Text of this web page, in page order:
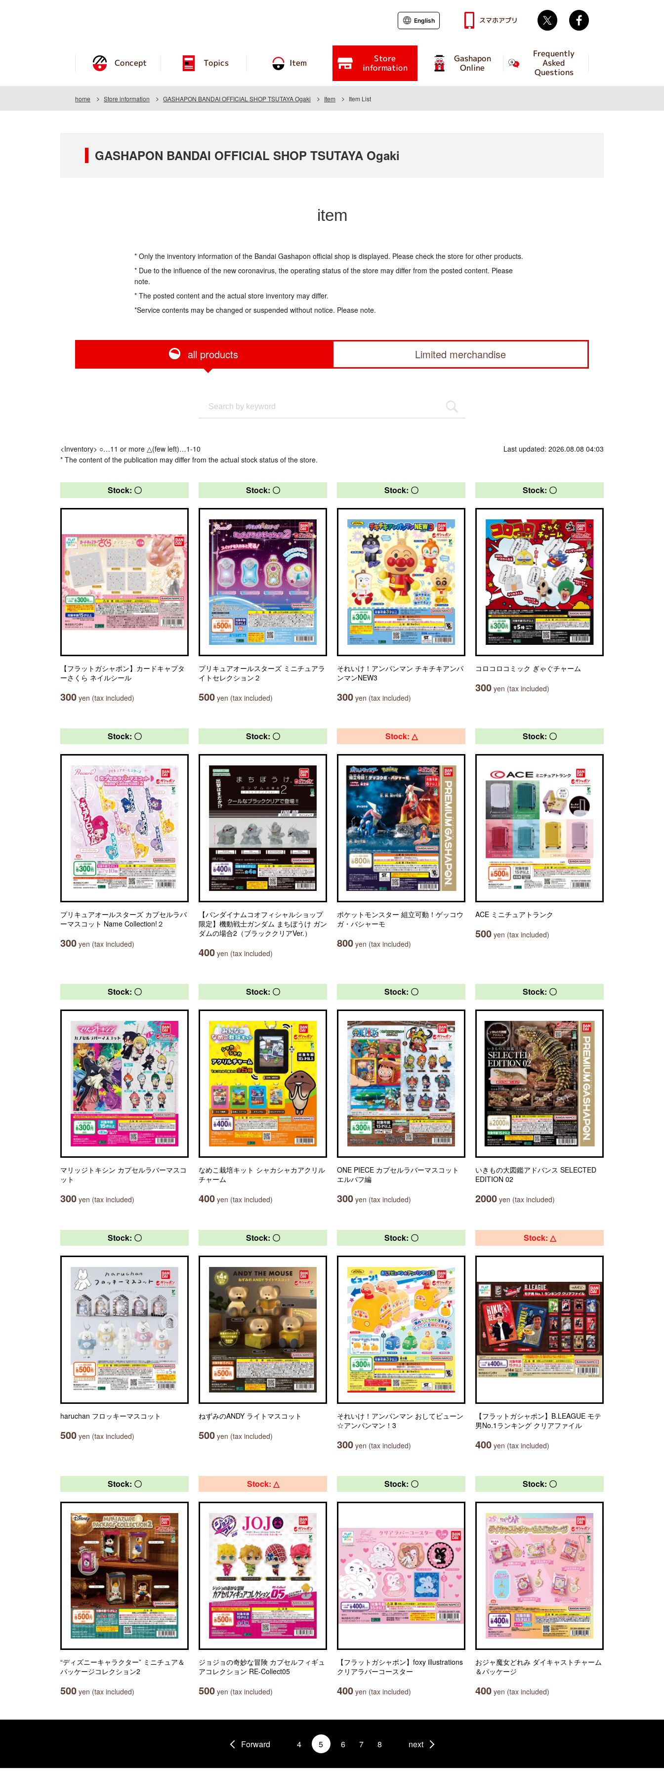
Concept Topics Item Store
information
Gashapon
Online
Frequently
Asked
Questions
English スマホアプリ Twitter
home Store information GASHAPON BANDAI OFFICIAL SHOP TSUTAYA Ogaki Item Item List
GASHAPON BANDAI OFFICIAL SHOP TSUTAYA Ogaki
item
* Only the inventory information of the Bandai Gashapon official shop is displayed. Please check the store for other products.
* Due to the influence of the new coronavirus, the operating status of the store may differ from the posted content. Please
note.
* The posted content and the actual store inventory may differ.
*Service contents may be changed or suspended without notice. Please note.
all products Limited merchandise
<Inventory> ○…11 or more △(few left)…1-10
* The content of the publication may differ from the actual stock status of the store.
Last updated: 2026.08.08 04:03
Stock: 〇
【フラットガシャポン】カードキャプタ
ーさくら ネイルシール
300 yen (tax included)
Stock: 〇
プリキュアオールスターズ ミニチュアラ
イトセレクション２
500 yen (tax included)
Stock: 〇
それいけ！アンパンマン チキチキアンパ
ンマンNEW3
300 yen (tax included)
Stock: 〇
コロコロコミック ぎゃぐチャーム
300 yen (tax included)
Stock: 〇
プリキュアオールスターズ カプセルラバ
ーマスコット Name Collection!２
300 yen (tax included)
Stock: 〇
【バンダイナムコオフィシャルショップ
限定】機動戦士ガンダム まちぼうけ ガン
ダムの場合2（ブラッククリアVer.）
400 yen (tax included)
Stock: △
ポケットモンスター 組立可動！ゲッコウ
ガ・バシャーモ
800 yen (tax included)
Stock: 〇
ACE ミニチュアトランク
500 yen (tax included)
Stock: 〇
マリッジトキシン カプセルラバーマスコ
ット
300 yen (tax included)
Stock: 〇
なめこ栽培キット シャカシャカアクリル
チャーム
400 yen (tax included)
Stock: 〇
ONE PIECE カプセルラバーマスコット
エルバフ編
300 yen (tax included)
Stock: 〇
いきもの大図鑑アドバンス SELECTED
EDITION 02
2000 yen (tax included)
Stock: 〇
haruchan フロッキーマスコット
500 yen (tax included)
Stock: 〇
ねずみのANDY ライトマスコット
500 yen (tax included)
Stock: 〇
それいけ！アンパンマン おしてビューン
☆アンパンマン！3
300 yen (tax included)
Stock: △
【フラットガシャポン】B.LEAGUE モテ
男No.1ランキング クリアファイル
400 yen (tax included)
Stock: 〇
“ディズニーキャラクター” ミニチュア＆
パッケージコレクション2
500 yen (tax included)
Stock: △
ジョジョの奇妙な冒険 カプセルフィギュ
アコレクション RE-Collect05
500 yen (tax included)
Stock: 〇
【フラットガシャポン】foxy illustrations
クリアラバーコースター
400 yen (tax included)
Stock: 〇
おジャ魔女どれみ ダイキャストチャーム
＆パッケージ
400 yen (tax included)
Forward 4 5 6 7 8 next